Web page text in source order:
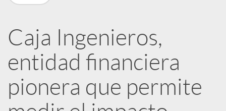
R
e
Caja Ingenieros,
entidad financiera
pionera que permite